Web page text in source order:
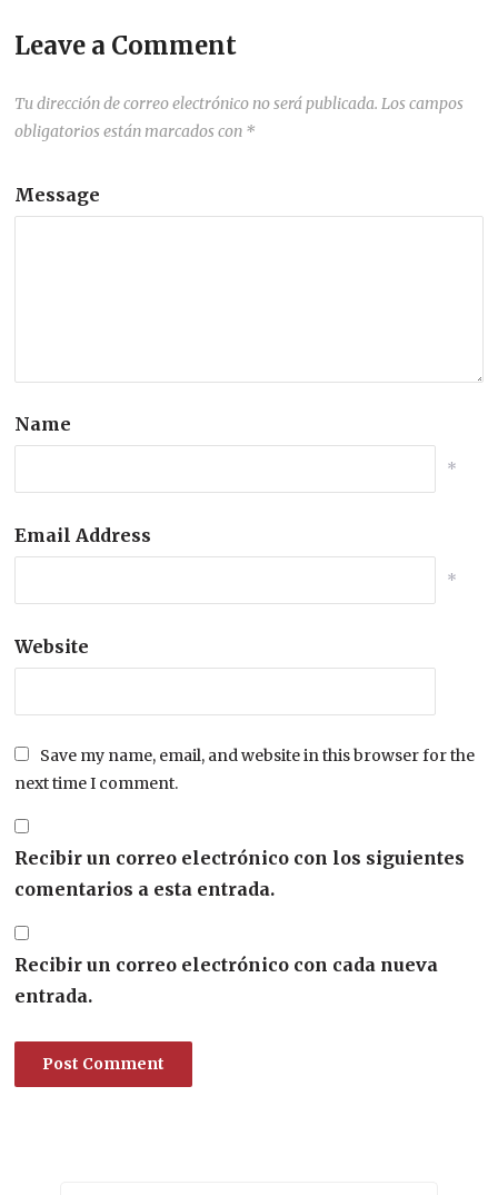
Leave a Comment
Tu dirección de correo electrónico no será publicada. Los campos
obligatorios están marcados con *
Message
Name
*
Email Address
*
Website
Save my name, email, and website in this browser for the
next time I comment.
Recibir un correo electrónico con los siguientes
comentarios a esta entrada.
Recibir un correo electrónico con cada nueva
entrada.